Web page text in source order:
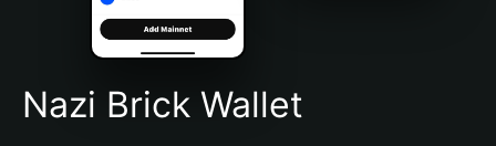
Português (Brasil)
Español (Argentina)
Nazi Brick Wallet